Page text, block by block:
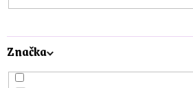
Značka